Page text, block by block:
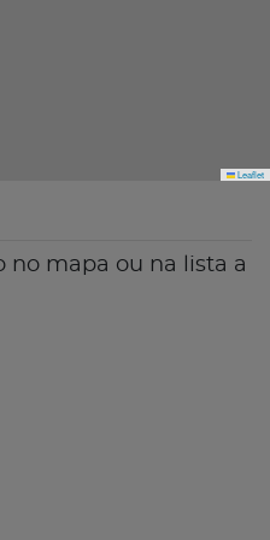
Leaflet
no mapa ou na lista a